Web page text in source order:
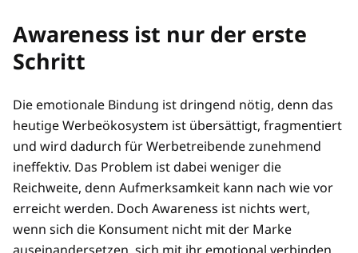
Awareness ist nur der erste
Schritt
Die emotionale Bindung ist dringend nötig, denn das
heutige Werbeökosystem ist übersättigt, fragmentiert
und wird dadurch für Werbetreibende zunehmend
ineffektiv. Das Problem ist dabei weniger die
Reichweite, denn Aufmerksamkeit kann nach wie vor
erreicht werden. Doch Awareness ist nichts wert,
wenn sich die Konsument nicht mit der Marke